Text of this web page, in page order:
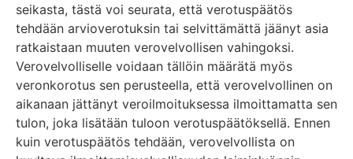
seikasta, tästä voi seurata, että verotuspäätös
tehdään arvioverotuksin tai selvittämättä jäänyt asia
ratkaistaan muuten verovelvollisen vahingoksi.
Verovelvolliselle voidaan tällöin määrätä myös
veronkorotus sen perusteella, että verovelvollinen on
aikanaan jättänyt veroilmoituksessa ilmoittamatta sen
tulon, joka lisätään tuloon verotuspäätöksellä. Ennen
kuin verotuspäätös tehdään, verovelvollista on